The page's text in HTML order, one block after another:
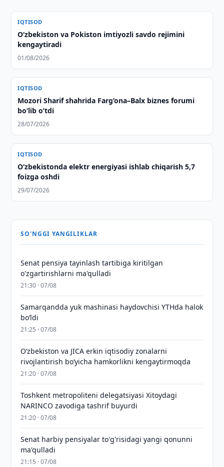
IQTISOD
O‘zbekiston va Pokiston imtiyozli savdo rejimini
kengaytiradi
01/08/2026
IQTISOD
Mozori Sharif shahrida Farg‘ona–Balx biznes forumi
bo‘lib o‘tdi
28/07/2026
IQTISOD
O‘zbekistonda elektr energiyasi ishlab chiqarish 5,7
foizga oshdi
29/07/2026
SO'NGGI YANGILIKLAR
Senat pensiya tayinlash tartibiga kiritilgan
o'zgartirishlarni ma'qulladi
21:30 · 07/08
Samarqandda yuk mashinasi haydovchisi YTHda halok
bo‘ldi
21:25 · 07/08
Oʻzbekiston va JICA erkin iqtisodiy zonalarni
rivojlantirish boʻyicha hamkorlikni kengaytirmoqda
21:20 · 07/08
Toshkent metropoliteni delegatsiyasi Xitoydagi
NARINCO zavodiga tashrif buyurdi
21:20 · 07/08
Senat harbiy pensiyalar to'g'risidagi yangi qonunni
ma'qulladi
21:15 · 07/08